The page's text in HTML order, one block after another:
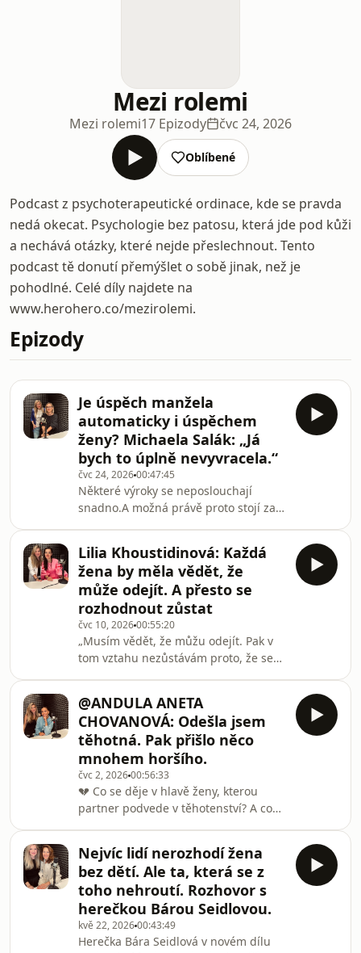
Mezi rolemi
Mezi rolemi17 Epizody čvc 24, 2026
Oblíbené
Podcast z psychoterapeutické ordinace, kde se pravda
nedá okecat. Psychologie bez patosu, která jde pod kůži
a nechává otázky, které nejde přeslechnout. Tento
podcast tě donutí přemýšlet o sobě jinak, než je
pohodlné. Celé díly najdete na
www.herohero.co/mezirolemi.
Epizody
Je úspěch manžela
automaticky i úspěchem
ženy? Michaela Salák: „Já
bych to úplně nevyvracela.“
čvc 24, 202600:47:45
Některé výroky se neposlouchají
snadno.A možná právě proto stojí za
jednoho z nejúspěšnějších českých
hokejistů. O penězích, mateřství,
vlastní identitě, veřejném hodnocení i
o tom, proč nikdy neměla pocit, že se
obětovala.V této části rozhovoru
uslyšíte:• jak se žije vedle mimořádně
úspěšného partnera,• proč Michaela
nikdy n
Lilia Khoustidinová: Každá
žena by měla vědět, že
může odejít. A přesto se
rozhodnout zůstat
čvc 10, 202600:55:20
„Musím vědět, že můžu odejít. Pak v
tom vztahu nezůstávám proto, že se
na jaký jsme zvyklí.S Lilií
Khoustidinovou jsme si ale nepovídaly
jen o ekonomické nezávislosti žen.
Otevřely jsme témata, která jsou často
nepříjemná právě proto, že se týkají
téměř každého vztahu.Proč jsou ženy
kolem čtyřicítky tak vyčerpané, přest
@ANDULA ANETA
CHOVANOVÁ: Odešla jsem
těhotná. Pak přišlo něco
mnohem horšího.
čvc 2, 202600:56:33
💔 Co se děje v hlavě ženy, kterou
partner podvede v těhotenství? A co
Hostem nové epizody podcastu Mezi
rolemi je Aneta Chovanová
(@ANDULA). Otevřeně mluví o nevěře
v těhotenství, odchodu od partnera,
manipulaci, osamělém mateřství i o
tom, proč nikdy necítila klasický
Nejvíc lidí nerozhodí žena
bez dětí. Ale ta, která se z
toho nehroutí. Rozhovor s
herečkou Bárou Seidlovou.
kvě 22, 202600:43:49
Herečka Bára Seidlová v novém dílu